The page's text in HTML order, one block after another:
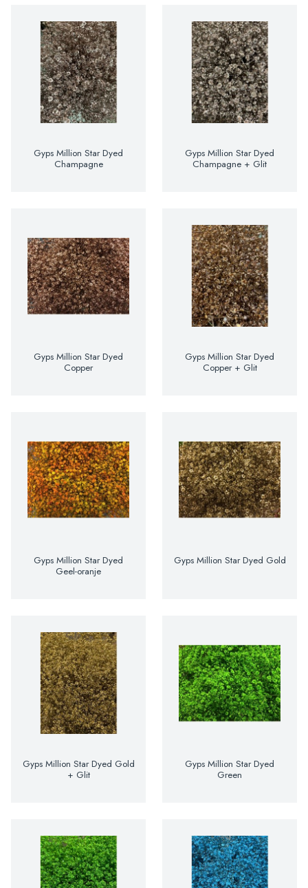
Gyps Million Star Dyed
Champagne
Gyps Million Star Dyed
Champagne + Glit
Gyps Million Star Dyed
Copper
Gyps Million Star Dyed
Copper + Glit
Gyps Million Star Dyed
Geel-oranje
Gyps Million Star Dyed Gold
Gyps Million Star Dyed Gold
+ Glit
Gyps Million Star Dyed
Green